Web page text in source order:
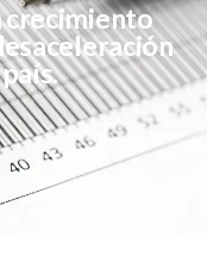
crecimiento